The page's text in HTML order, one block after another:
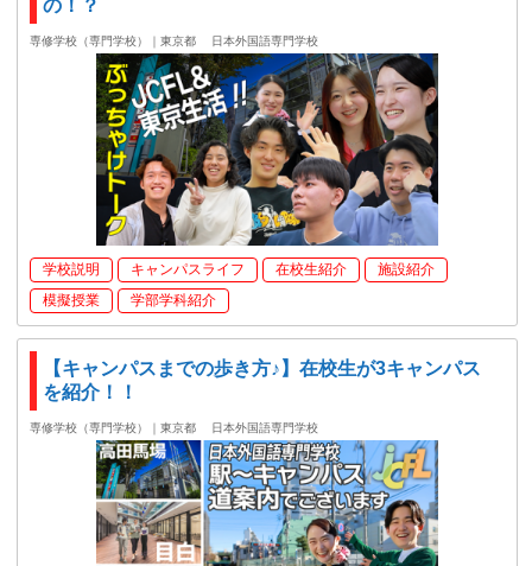
の！？
専修学校（専門学校）｜東京都 日本外国語専門学校
学校説明 キャンパスライフ 在校生紹介
施設紹介
模擬授業
学部学科紹介
【キャンパスまでの歩き方♪】在校生が3キャンパス
を紹介！！
専修学校（専門学校）｜東京都 日本外国語専門学校